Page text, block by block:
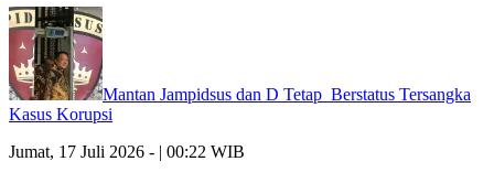
Mantan Jampidsus dan D Tetap Berstatus Tersangka
Kasus Korupsi
Jumat, 17 Juli 2026 - | 00:22 WIB